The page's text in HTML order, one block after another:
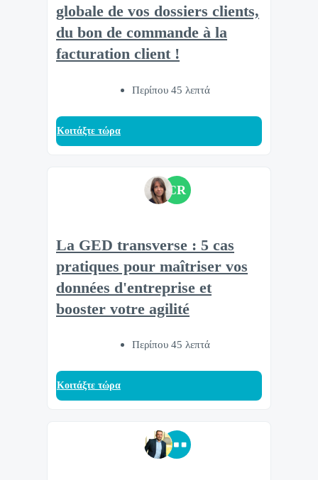
globale de vos dossiers clients,
du bon de commande à la
facturation client !
Περίπου 45 λεπτά
Κοιτάξτε τώρα
CR
La GED transverse : 5 cas
pratiques pour maîtriser vos
données d'entreprise et
booster votre agilité
Περίπου 45 λεπτά
Κοιτάξτε τώρα